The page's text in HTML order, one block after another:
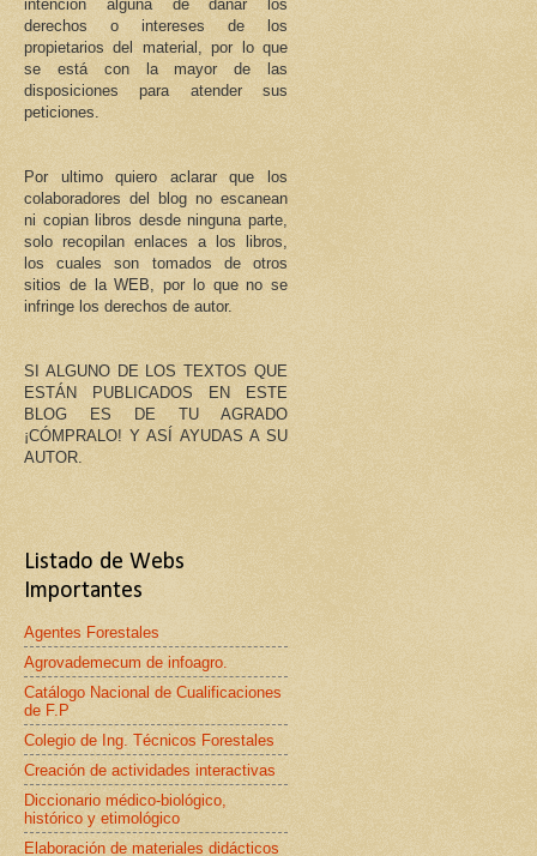
intención alguna de dañar los
derechos o intereses de los
propietarios del material, por lo que
se está con la mayor de las
disposiciones para atender sus
peticiones.
Por ultimo quiero aclarar que los
colaboradores del blog no escanean
ni copian libros desde ninguna parte,
solo recopilan enlaces a los libros,
los cuales son tomados de otros
sitios de la WEB, por lo que no se
infringe los derechos de autor.
SI ALGUNO DE LOS TEXTOS QUE
ESTÁN PUBLICADOS EN ESTE
BLOG ES DE TU AGRADO
¡CÓMPRALO! Y ASÍ AYUDAS A SU
AUTOR.
Listado de Webs
Importantes
Agentes Forestales
Agrovademecum de infoagro.
Catálogo Nacional de Cualificaciones
de F.P
Colegio de Ing. Técnicos Forestales
Creación de actividades interactivas
Diccionario médico-biológico,
histórico y etimológico
Elaboración de materiales didácticos